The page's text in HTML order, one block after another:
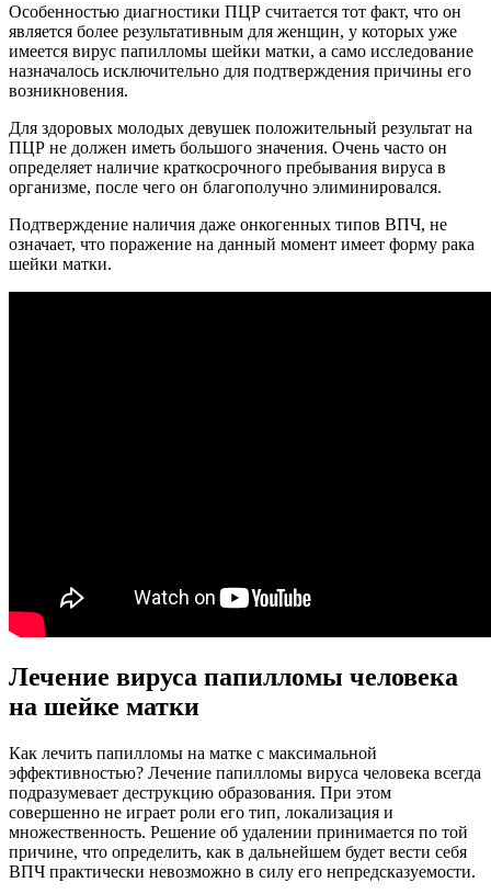
Особенностью диагностики ПЦР считается тот факт, что он
является более результативным для женщин, у которых уже
имеется вирус папилломы шейки матки, а само исследование
назначалось исключительно для подтверждения причины его
возникновения.
Для здоровых молодых девушек положительный результат на
ПЦР не должен иметь большого значения. Очень часто он
определяет наличие краткосрочного пребывания вируса в
организме, после чего он благополучно элиминировался.
Подтверждение наличия даже онкогенных типов ВПЧ, не
означает, что поражение на данный момент имеет форму рака
шейки матки.
Лечение вируса папилломы человека
на шейке матки
Как лечить папилломы на матке с максимальной
эффективностью? Лечение папилломы вируса человека всегда
подразумевает деструкцию образования. При этом
совершенно не играет роли его тип, локализация и
множественность. Решение об удалении принимается по той
причине, что определить, как в дальнейшем будет вести себя
ВПЧ практически невозможно в силу его непредсказуемости.